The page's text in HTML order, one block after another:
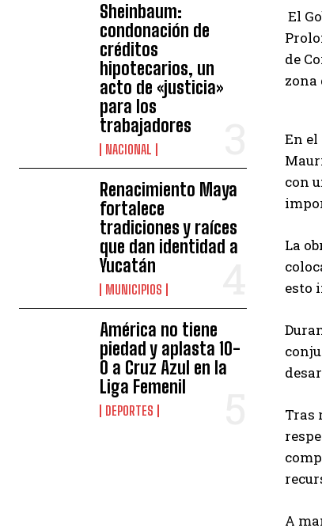
Sheinbaum:
condonación de
créditos
hipotecarios, un
acto de «justicia»
para los
trabajadores
NACIONAL
Renacimiento Maya
fortalece
tradiciones y raíces
que dan identidad a
Yucatán
MUNICIPIOS
América no tiene
piedad y aplasta 10-
0 a Cruz Azul en la
Liga Femenil
DEPORTES
El
de
zona
En
con
La
esto
Tras
A